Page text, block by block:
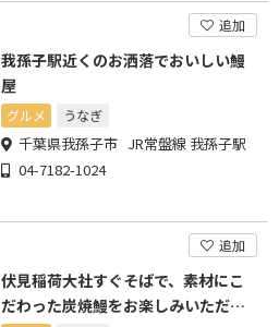
追加
我孫子駅近くのお洒落でおいしい鰻
屋
グルメ うなぎ
千葉県我孫子市 JR常盤線 我孫子駅
04-7182-1024
追加
伏見稲荷大社すぐそばで、素材にこ
だわった炭焼鰻をお楽しみいただけ